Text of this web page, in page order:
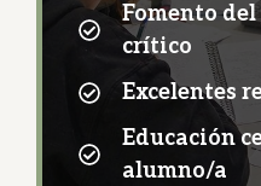
Fomento
crítico
Excelentes
Educación
alumno/a